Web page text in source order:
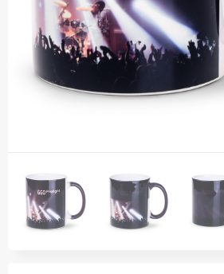
Bestek
Bestsellers
Fullcolour mokken bedrukken
Geschenksets